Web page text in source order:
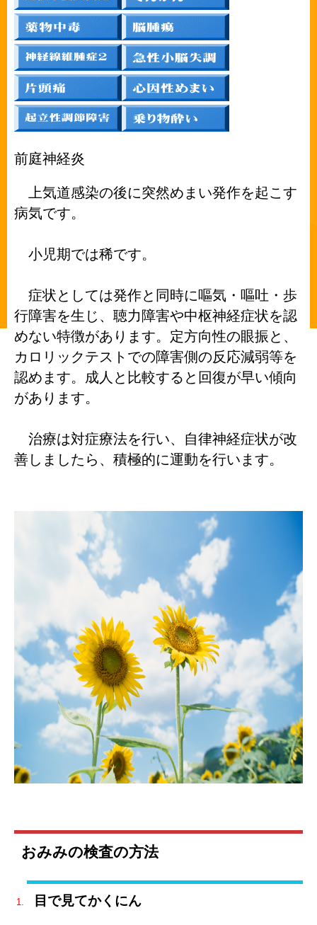
前庭神経炎
上気道感染の後に突然めまい発作を起こす
病気です。
小児期では稀です。
症状としては発作と同時に嘔気・嘔吐・歩
行障害を生じ、聴力障害や中枢神経症状を認
めない特徴があります。定方向性の眼振と、
カロリックテストでの障害側の反応減弱等を
認めます。成人と比較すると回復が早い傾向
があります。
治療は対症療法を行い、自律神経症状が改
善しましたら、積極的に運動を行います。
おみみの検査の方法
目で見てかくにん